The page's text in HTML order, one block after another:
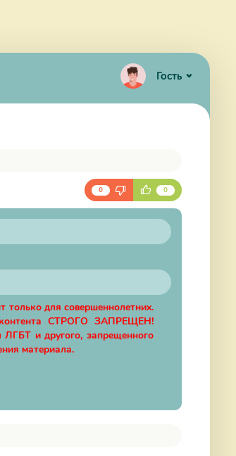
Гость
0 0
только для совершеннолетних.
контента СТРОГО ЗАПРЕЩЕН!
ЛГБТ и другого, запрещенного
материала.